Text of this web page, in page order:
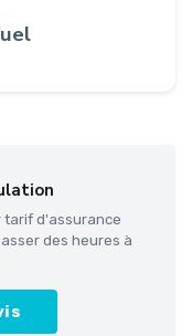
tarif d'assurance
des heures à